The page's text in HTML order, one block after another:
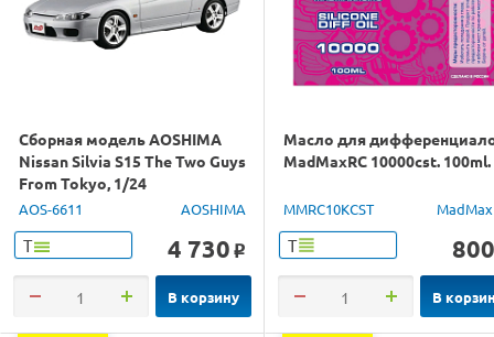
Сборная модель AOSHIMA
Nissan Silvia S15 The Two Guys
From Tokyo, 1/24
AOS-6611 AOSHIMA
Т 4 730 o
В корзину
Масло для
MadMaxRC 10000cst. 100ml.
MMRC10KCST
Т 800
В